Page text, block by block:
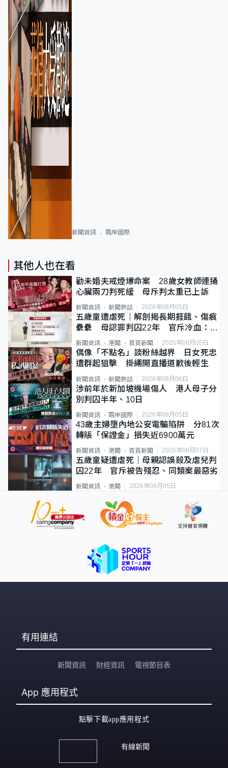
新聞資訊 兩岸國際
其他人也在看
勸未婚夫戒煙爆命案 28歲女教師連捅
心臟兩刀判死緩 母斥判太重已上訴
新聞資訊 新聞熱話 2026年08月05日
五歲童遭虐死｜解剖揭長期捱餓、傷痕
纍纍 母認罪判囚22年 官斥冷血：同
類案最惡劣
新聞資訊 港聞 首頁新聞 2026年08月05日
偶像「不點名」談粉絲越界 日女死忠
遭群起狙擊 掛繩開直播道歉後輕生
新聞資訊 新聞熱話 2026年08月06日
涉前年於新加坡機場傷人 港人母子分
別判囚半年、10日
新聞資訊 兩岸國際 2026年08月05日
43歲主婦墮內地公安電騙陷阱 分81次
轉賬「保證金」損失近6900萬元
新聞資訊 港聞 首頁新聞 2026年08月07日
五歲童疑遭虐死｜母親認誤殺及虐兒判
囚22年 官斥被告殘忍、同類案最惡劣
新聞資訊 港聞 2026年08月05日
有用連結
新聞資訊 財經資訊 電視節目表
App 應用程式
點擊下載app應用程式
有線新聞